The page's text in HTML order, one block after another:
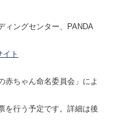
グセンター、PANDA
ト
ちゃん命名委員会」によ
行う予定です。詳細は後